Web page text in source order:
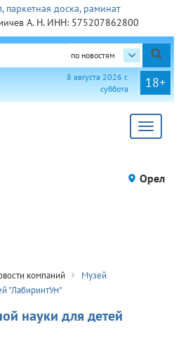
А. Н. ИНН: 575207862800
по новостям
18+
8 августа 2026 г.
суббота
Toggle
Орел
компаний
Музей
"ЛабиринтУм"
науки для детей